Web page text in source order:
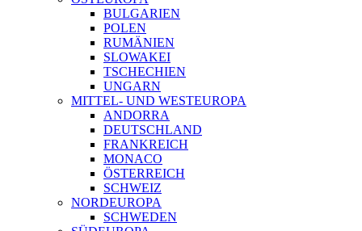
BULGARIEN
POLEN
RUMÄNIEN
SLOWAKEI
TSCHECHIEN
UNGARN
MITTEL- UND WESTEUROPA
ANDORRA
DEUTSCHLAND
FRANKREICH
MONACO
ÖSTERREICH
SCHWEIZ
NORDEUROPA
SCHWEDEN